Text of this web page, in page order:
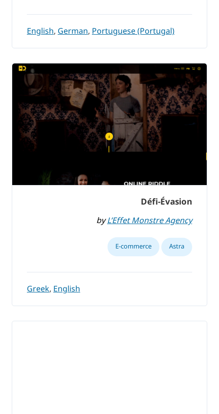
English,German,Portuguese (Portugal)
Défi-Évasion
byL’Effet Monstre Agency
Astra
E-commerce
Greek,English